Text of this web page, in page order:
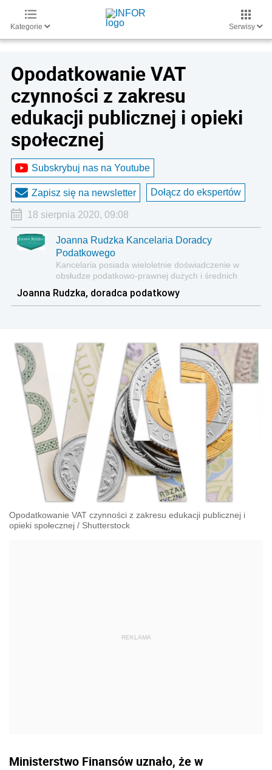
Kategorie Serwisy
Opodatkowanie VAT
czynności z zakresu
edukacji publicznej i opieki
społecznej
Subskrybuj nas na Youtube
Zapisz się na newsletter Dołącz do ekspertów
18 sierpnia 2020, 09:08
Joanna Rudzka Kancelaria Doradcy
Podatkowego
Kancelaria posiada wieloletnie doświadczenie w
obsłudze podatkowo-prawnej dużych i średnich
podmiotów publicznych.
Joanna Rudzka, doradca podatkowy
Opodatkowanie VAT czynności z zakresu edukacji publicznej i
opieki społecznej / Shutterstock
Ministerstwo Finansów uznało, że w